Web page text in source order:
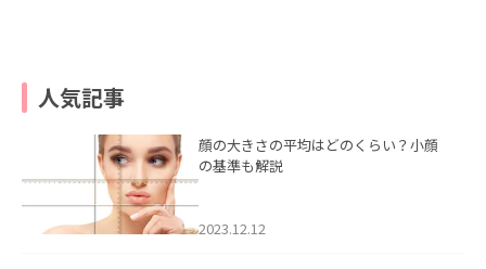
人気記事
顔の大きさの平均はどのくらい？小顔
の基準も解説
2023.12.12